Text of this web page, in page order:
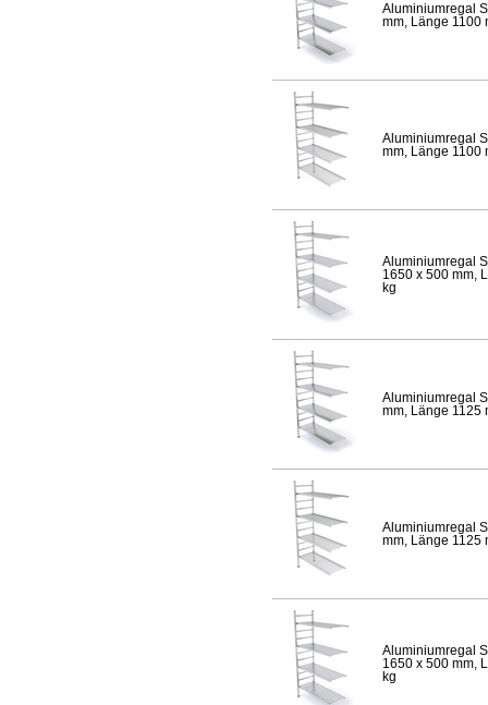
Aluminiumregal
mm, Länge 1100
Aluminiumregal
mm, Länge 1100
Aluminiumregal
1650 x 500 mm,
kg
Aluminiumregal
mm, Länge 1125
Aluminiumregal
mm, Länge 1125
Aluminiumregal
1650 x 500 mm,
kg